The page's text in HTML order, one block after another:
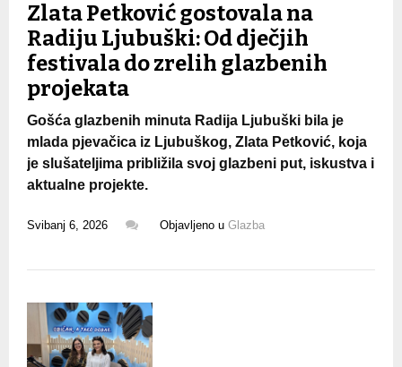
Zlata Petković gostovala na
Radiju Ljubuški: Od dječjih
festivala do zrelih glazbenih
projekata
Gošća glazbenih minuta Radija Ljubuški bila je
mlada pjevačica iz Ljubuškog, Zlata Petković, koja
je slušateljima približila svoj glazbeni put, iskustva i
aktualne projekte.
Svibanj 6, 2026 Objavljeno u Glazba